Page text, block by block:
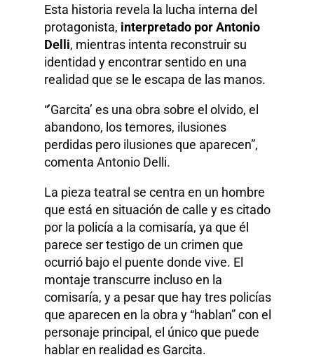
Esta historia revela la lucha interna del
protagonista, interpretado por Antonio
Delli, mientras intenta reconstruir su
identidad y encontrar sentido en una
realidad que se le escapa de las manos.
“’Garcita’ es una obra sobre el olvido, el
abandono, los temores, ilusiones
perdidas pero ilusiones que aparecen”,
comenta Antonio Delli.
La pieza teatral se centra en un hombre
que está en situación de calle y es citado
por la policía a la comisaría, ya que él
parece ser testigo de un crimen que
ocurrió bajo el puente donde vive. El
montaje transcurre incluso en la
comisaría, y a pesar que hay tres policías
que aparecen en la obra y “hablan” con el
personaje principal, el único que puede
hablar en realidad es Garcita.